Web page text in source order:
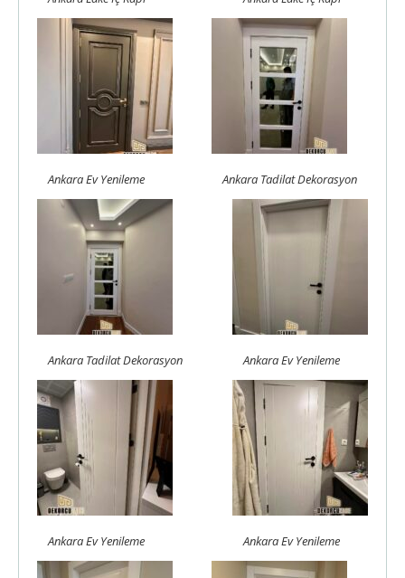
Ankara Ev Yenileme Ankara Tadilat Dekorasyon
Ankara Tadilat Dekorasyon Ankara Ev Yenileme
Ankara Ev Yenileme Ankara Ev Yenileme